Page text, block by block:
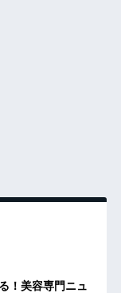
！美容専門ニュ